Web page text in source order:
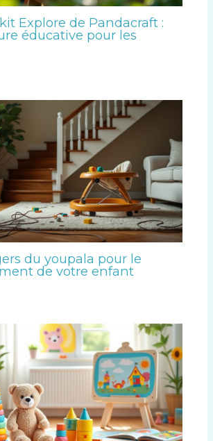
Explore de Pandacraft :
éducative pour les
du youpala pour le
de votre enfant